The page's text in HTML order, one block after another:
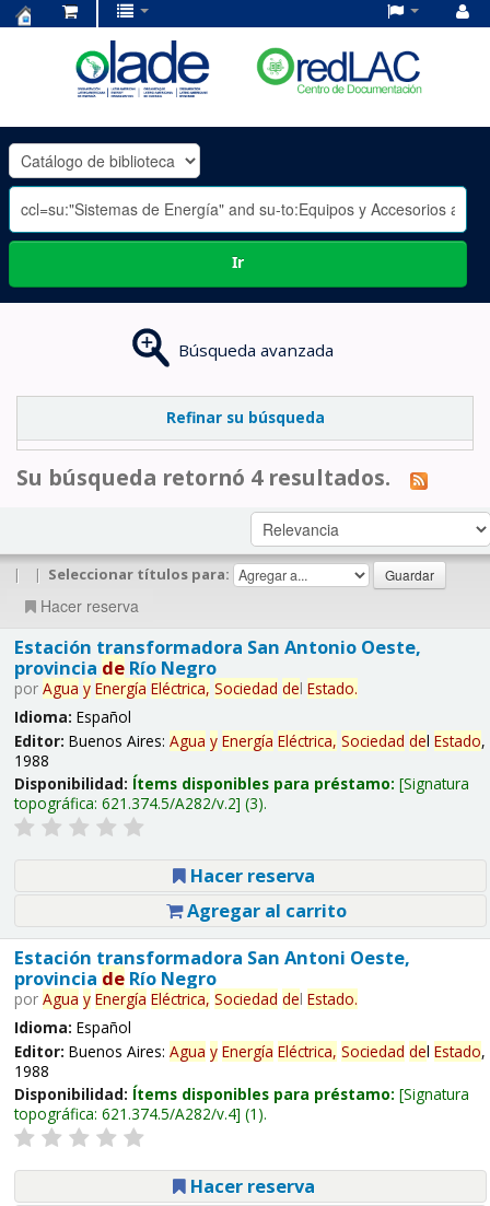
OLADE
-
Ir
Búsqueda avanzada
Refinar su búsqueda
Su búsqueda retornó 4 resultados.
| | Seleccionar títulos para:
Hacer reserva
Estación transformadora San Antonio Oeste,
provincia deRío Negro
por Agua y Energía Eléctrica, Sociedad del Estado.
Idioma: Español
Editor: Buenos Aires: Agua y Energía Eléctrica, Sociedad del Estado,
1988
Disponibilidad: Ítems disponibles para préstamo: Signatura
topográfica: 621.374.5/A282/v.2 (3).
Hacer reserva
Agregar al carrito
Estación transformadora San Antoni Oeste,
provincia deRío Negro
por Agua y Energía Eléctrica, Sociedad del Estado.
Idioma: Español
Editor: Buenos Aires: Agua y Energía Eléctrica, Sociedad del Estado,
1988
Disponibilidad: Ítems disponibles para préstamo: Signatura
topográfica: 621.374.5/A282/v.4 (1).
Hacer reserva